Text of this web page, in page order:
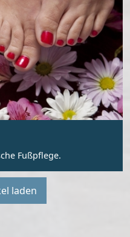
Fußpflege.
laden